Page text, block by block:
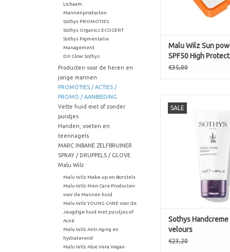
Lichaam
Mannenproducten
Sothys PROMOTIES
Sothys Organics ECOCERT
Sothys Pigmentatie
Management
DX Glow Sothys
Producten voor de heren en
jonge mannen
PROMOTIES / ACTIES /
PROMO / AANBIEDING
Vette huid met of zonder
puistjes
Handen, voeten en
teennagels
MARC INBANE ZELFBRUINER
SPRAY / DRUPPELS / GLOVE
Malu Wilz
Malu Wilz Make-up en Borstels
Malu Wilz Men Care Producten
voor de Mannen huid
Malu Wilz YOUNG CARE voor de
Jeugdige huid met puistjes of
Acné
Malu Wilz Anti-Aging en
hydraterend
Malu Wilz Aloe Vera Vegan
Malu Wilz Sun
SPF50 High
€35,00
SALE
TOEVOEGEN AAN
Sothys Handcreme
velours
€23,20